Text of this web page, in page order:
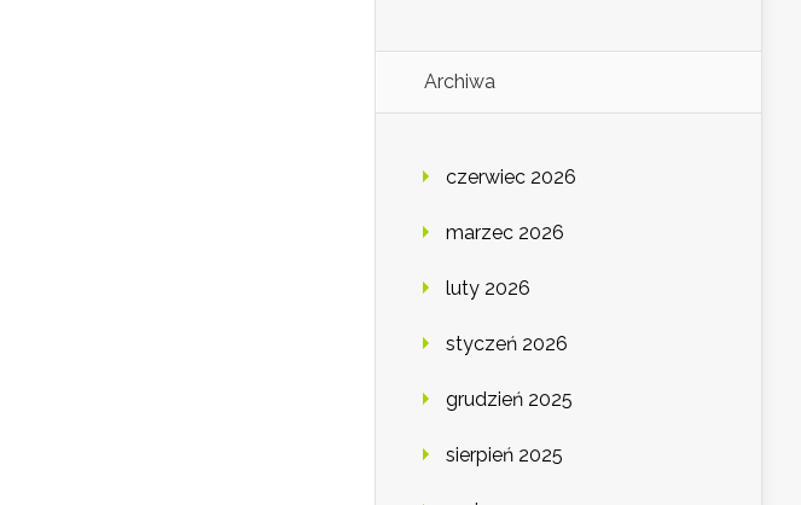
Archiwa
czerwiec 2026
marzec 2026
luty 2026
styczeń 2026
grudzień 2025
sierpień 2025